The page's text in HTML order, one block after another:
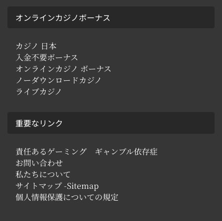
オンラインカジノボーナス
カジノ 日本
入金不要ボーナス
オンラインカジノ ボーナス
ノーダウンロードカジノ
ライブカジノ
重要なリンク
責任あるゲーミング ギャンブル依存症
お問い合わせ
私たちについて
サイトマップ -Sitemap
個人情報保護についての規定